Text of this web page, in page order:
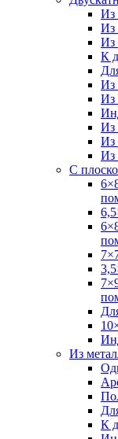
Из
Из
Из
К
Из
Из
Из
Из
Из
С
Из
К